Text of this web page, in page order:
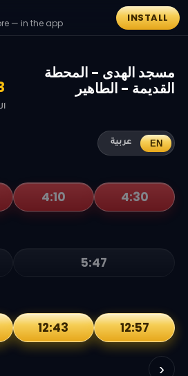
— in the app INSTALL
مسجد الهدى - المحطة
القديمة - الطاهير
عربية EN
›
4:10 4:30
5:47
12:43 12:57